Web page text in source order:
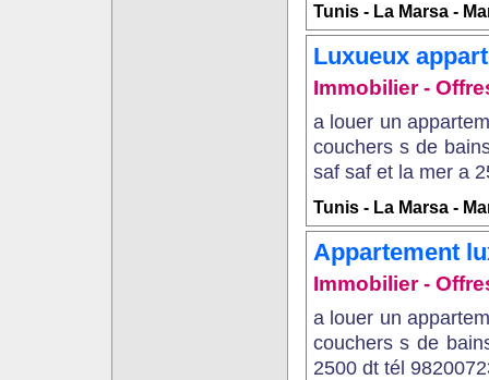
Tunis - La Marsa -
Luxueux
Immobilier -
a louer un
couchers s de
saf saf et la mer a
Tunis - La Marsa -
Appartement
Immobilier -
a louer un
couchers s de
2500 dt tél